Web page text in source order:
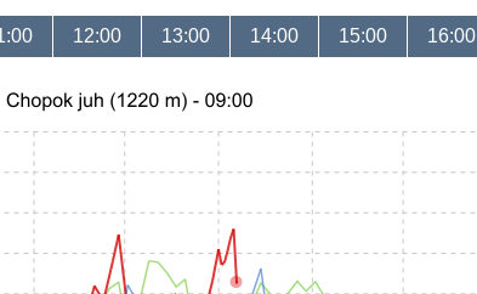
12:00 13:00 14:00 15:00 16:00